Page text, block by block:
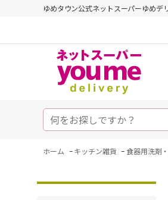
ゆめタウン公式ネットスーパーゆめデ
ホーム - キッチン雑貨 -食器用洗剤